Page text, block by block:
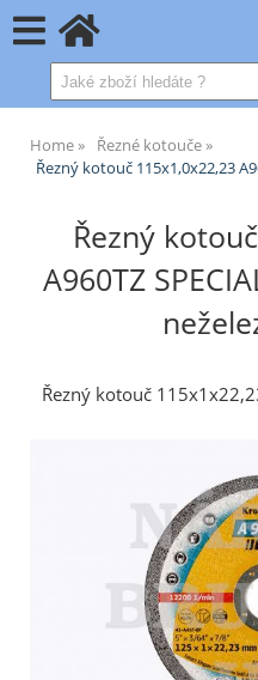
Home
Řezné kotouče
Řezný kotouč 115x1,0x22,23
Řezný
A960TZ
Řezný kotouč